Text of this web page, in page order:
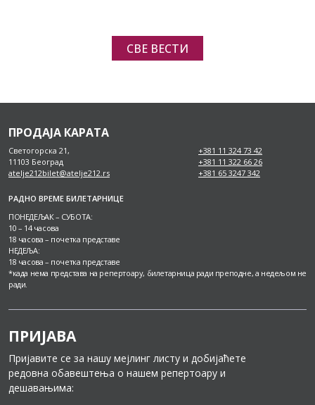
СВЕ ВЕСТИ
ПРОДАЈА КАРАТА
Светогорска 21,
11103 Београд
atelje212bilet@atelje212.rs
+381 11 324 73 42
+381 11 322 66 26
+381 65 3247 342
РАДНО ВРЕМЕ БИЛЕТАРНИЦЕ
ПОНЕДЕЉАК – СУБОТА:
10 – 14 часова
18 часова – почетка представе
НЕДЕЉА:
18 часова – почетка представе
*када нема представа на репертоару, билетарница ради преподне, а недељом не
ради.
ПРИЈАВА
Пријавите се за нашу мејлинг листу и добијаћете
редовна обавештења о нашем репертоару и
дешавањима: